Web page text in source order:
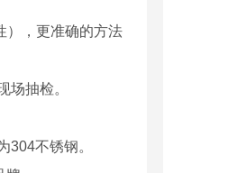
），更准确的方法
场抽检。
304不锈钢。